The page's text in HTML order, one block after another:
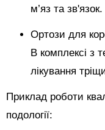
м’яз та зв'язок.
Ортози для
В комплексі з
лікування
Приклад роботи
подології: